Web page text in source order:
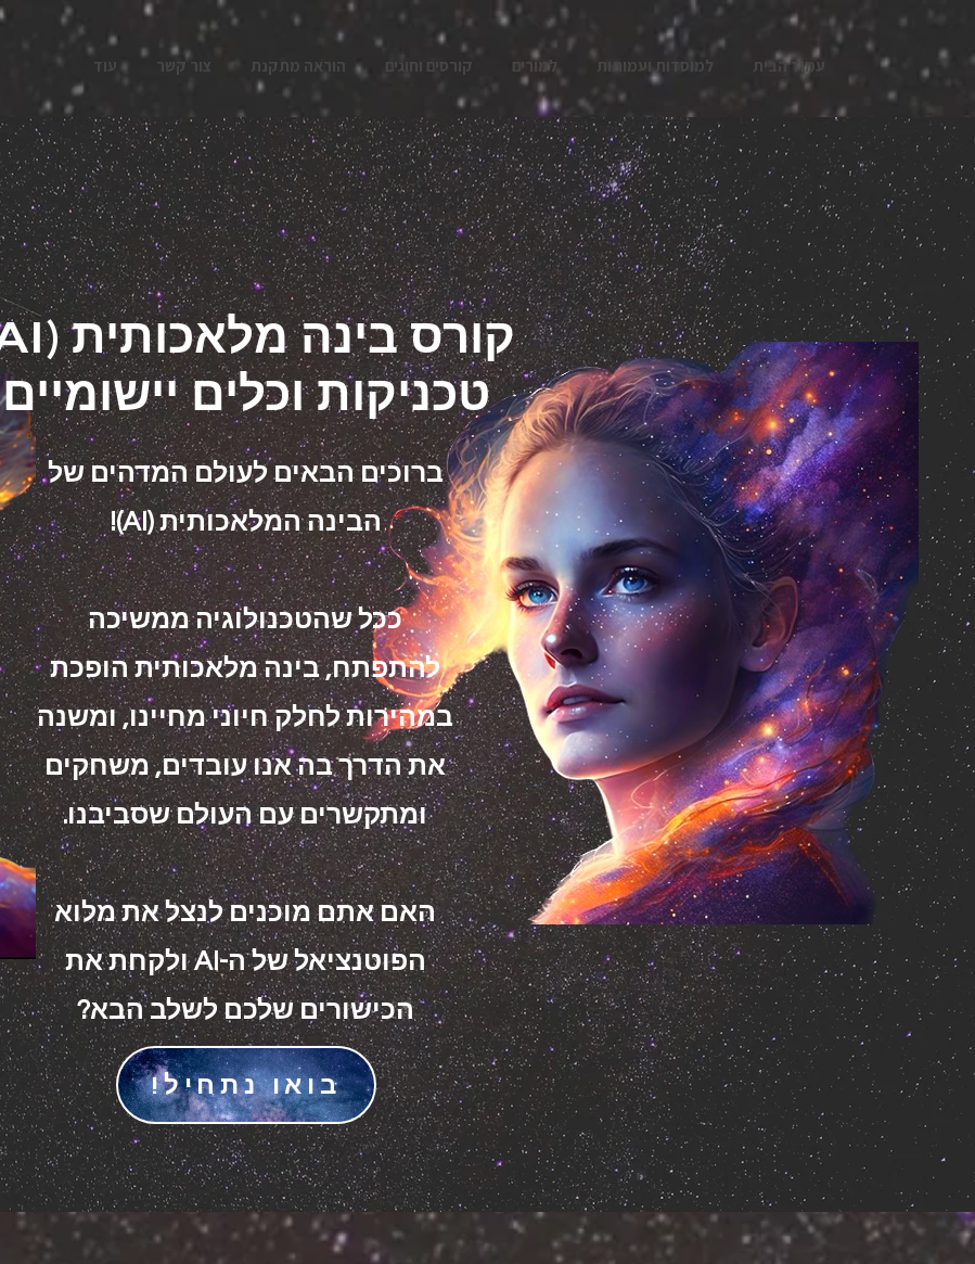
עמוד הבית למוסדות ועמותות למורים קורסים וחוגים הוראה מתקנת צור קשר עוד
(AI) קורס בינה מלאכותית
טכניקות וכלים יישומיים
ברוכים הבאים לעולם המדהים של
הבינה המלאכותית (AI)!
ככל שהטכנולוגיה ממשיכה
להתפתח, בינה מלאכותית הופכת
במהירות לחלק חיוני מחיינו, ומשנה
את הדרך בה אנו עובדים, משחקים
ומתקשרים עם העולם שסביבנו.
האם אתם מוכנים לנצל את מלוא
הפוטנציאל של ה-AI ולקחת את
הכישורים שלכם לשלב הבא?
בואו נתחיל!